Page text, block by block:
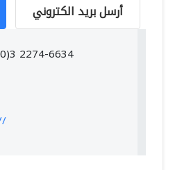
أرسل بريد الكتروني
2274-6634